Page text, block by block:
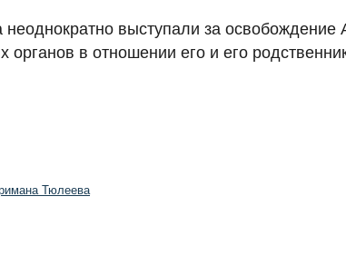
выступали за
в отношении его и его
Тюлеева